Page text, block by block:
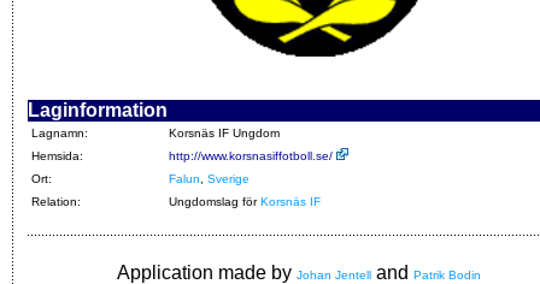
Laginformation
Lagnamn:
Korsnäs IF Ungdom
Hemsida:
http://www.korsnasiffotboll.se/
Ort:
Falun
Sverige
Relation:
Ungdomslag förKorsnäs IF
Application made by Johan Jentell and Patrik Bodin